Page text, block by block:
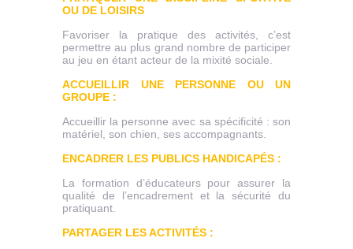
OU DE LOISIRS
Favoriser la pratique des activités, c’est
permettre au plus grand nombre de participer
au jeu en étant acteur de la mixité sociale.
ACCUEILLIR UNE PERSONNE OU UN
GROUPE :
Accueillir la personne avec sa spécificité : son
matériel, son chien, ses accompagnants.
ENCADRER LES PUBLICS HANDICAPÉS :
La formation d’éducateurs pour assurer la
qualité de l’encadrement et la sécurité du
pratiquant.
PARTAGER LES ACTIVITÉS :